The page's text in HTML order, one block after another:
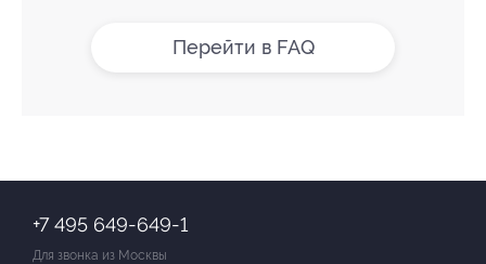
Перейти в FAQ
+7 495 649-649-1
Для звонка из Москвы